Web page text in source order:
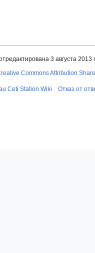
3 августа 2013
Commons Attribution
Ceti Station Wiki Отказ от